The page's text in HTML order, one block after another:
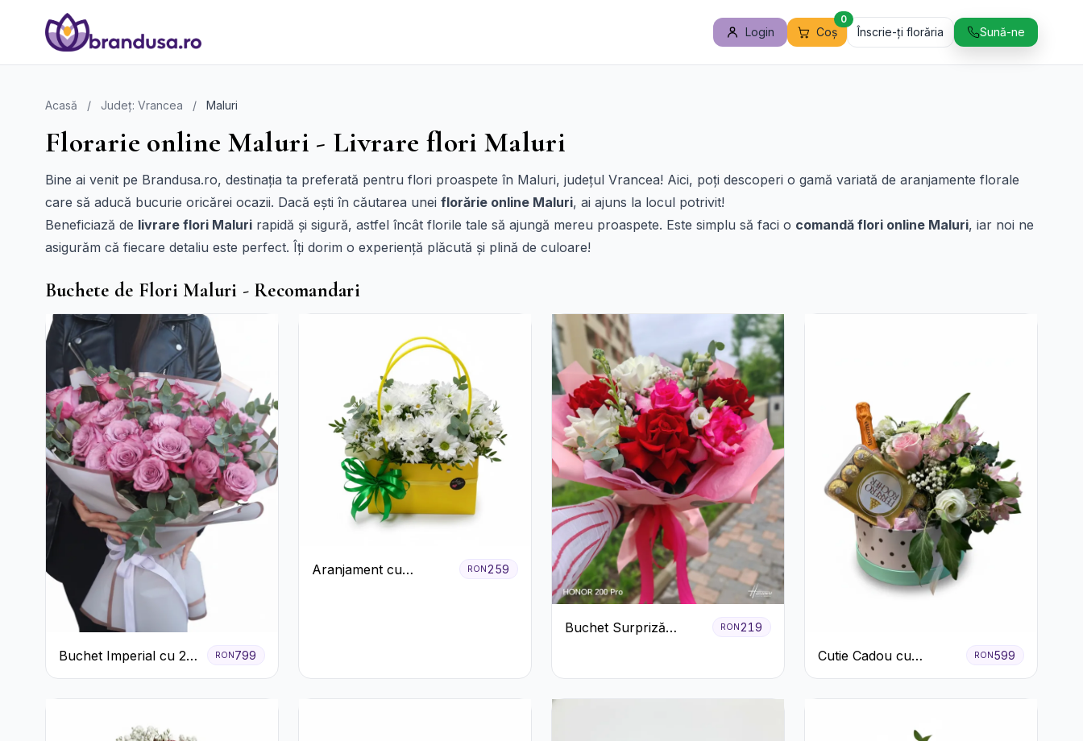
Login Coș
0
Înscrie-ți florăria Sună-ne
Acasă / Județ: Vrancea / Maluri
Florarie online Maluri - Livrare flori Maluri
Bine ai venit pe Brandusa.ro, destinația ta preferată pentru flori proaspete în Maluri, județul Vrancea! Aici, poți descoperi o gamă variată de aranjamente florale
care să aducă bucurie oricărei ocazii. Dacă ești în căutarea unei florărie online Maluri, ai ajuns la locul potrivit!
Beneficiază de livrare flori Maluri rapidă și sigură, astfel încât florile tale să ajungă mereu proaspete. Este simplu să faci o comandă flori online Maluri, iar noi ne
asigurăm că fiecare detaliu este perfect. Îți dorim o experiență plăcută și plină de culoare!
Buchete de Flori Maluri - Recomandari
Buchet Imperial cu 25
Trandafiri
RON799
Aranjament cu
RON259
Buchet Surpriză
RON219
Cutie Cadou cu
Prosecco Mionetto
RON599